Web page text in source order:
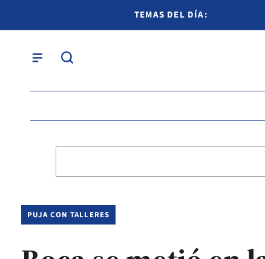
TEMAS DEL DÍA:
PUJA CON TALLERES